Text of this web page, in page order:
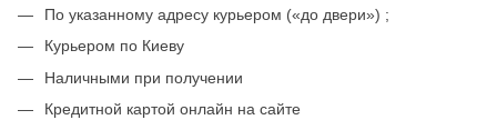
По указанному адресу курьером («до двери») ;
Курьером по Киеву
Наличными при получении
Кредитной картой онлайн на сайте